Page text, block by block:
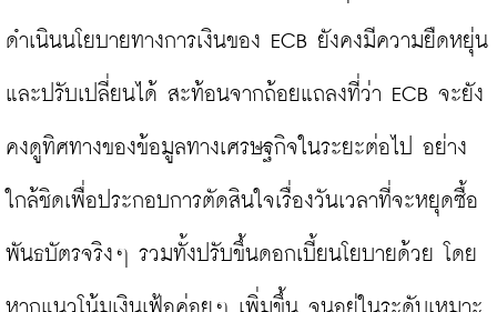
ดำเนินนโยบายทางการเงินของ ECB ยังคงมีความยืดหยุ่น
และปรับเปลี่ยนได้ สะท้อนจากถ้อยแถลงที่ว่า ECB จะยัง
คงดูทิศทางของข้อมูลทางเศรษฐกิจในระยะต่อไป อย่าง
ใกล้ชิดเพื่อประกอบการตัดสินใจเรื่องวันเวลาที่จะหยุดซื้อ
พันธบัตรจริงๆ รวมทั้งปรับขึ้นดอกเบี้ยนโยบายด้วย โดย